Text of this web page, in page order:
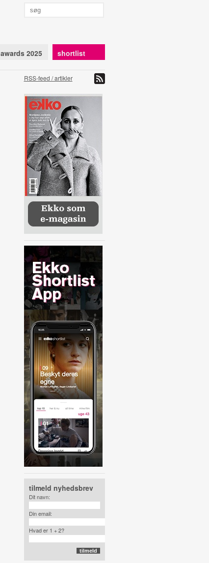
awards 2025 shortlist
RSS-feed / artikler
tilmeld nyhedsbrev
Dit navn:
Din email:
Hvad er 1 + 2?